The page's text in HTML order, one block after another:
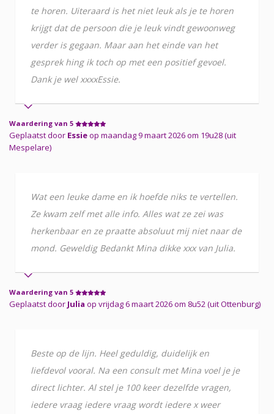
te horen. Uiteraard is het niet leuk als je te horen
krijgt dat de persoon die je leuk vindt gewoonweg
verder is gegaan. Maar aan het einde van het
gesprek hing ik toch op met een positief gevoel.
Dank je wel xxxxEssie.
Waardering van 5
Geplaatst door Essieop maandag 9 maart 2026 om 19u28 (uit
Mespelare)
Wat een leuke dame en ik hoefde niks te vertellen.
Ze kwam zelf met alle info. Alles wat ze zei was
herkenbaar en ze praatte absoluut mij niet naar de
mond. Geweldig Bedankt Mina dikke xxx van Julia.
Waardering van 5
Geplaatst door Julia op vrijdag 6 maart 2026 om 8u52 (uit Ottenburg)
Beste op de lijn. Heel geduldig, duidelijk en
liefdevol vooral. Na een consult met Mina voel je je
direct lichter. Al stel je 100 keer dezelfde vragen,
iedere vraag iedere vraag wordt iedere x weer